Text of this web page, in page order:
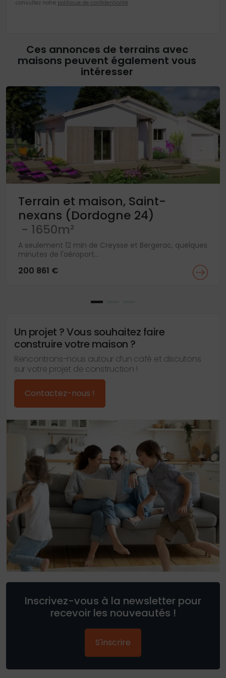
consultez notre politique de confidentialité
Ces annonces de terrains avec
maisons peuvent également vous
intéresser
Terrain et maison, Saint-
nexans (Dordogne 24)
- 1650m²
A seulement 12 min de Creysse et Bergerac, quelques
minutes de l'aéroport...
200 861 €
Un projet ? Vous souhaitez faire
construire votre maison ?
Rencontrons-nous autour d’un café et discutons
sur votre projet de construction !
Contactez-nous !
Inscrivez-vous à la newsletter pour
recevoir les nouveautés !
S'inscrire